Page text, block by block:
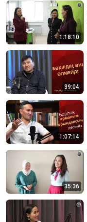
1:18:10
39:04
1:07:14
35:36